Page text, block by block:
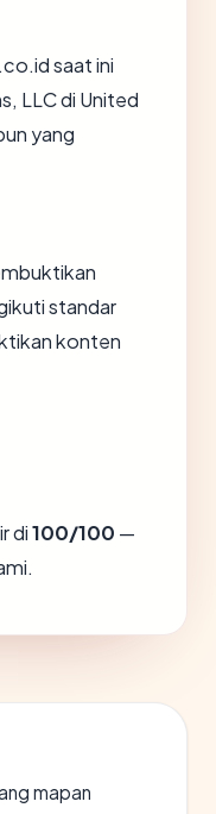
saat ini
LLC di United
yang
standar
konten
di100/100 —
mapan